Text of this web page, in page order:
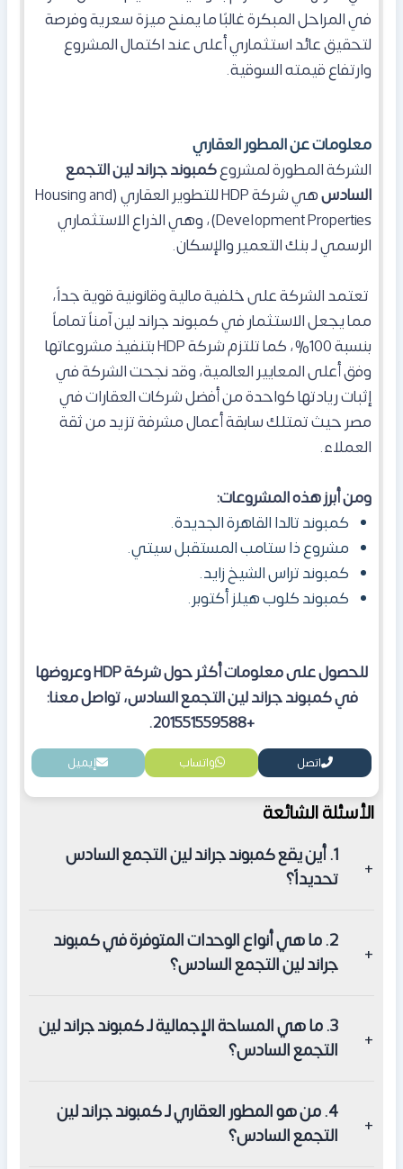
في المراحل المبكرة غالبًا ما يمنح ميزة سعرية وفرصة
لتحقيق عائد استثماري أعلى عند اكتمال المشروع
وارتفاع قيمته السوقية.
معلومات عن المطور العقاري
الشركة المطورة لمشروعكمبوند جراند لين التجمع
السادس
هي شركة HDP للتطوير العقاري (Housing and
Development Properties)، وهي الذراع الاستثماري
الرسمي لـ بنك التعمير والإسكان.
تعتمد الشركة على خلفية مالية وقانونية قوية جداً،
مما يجعل الاستثمار في كمبوند جراند لين آمناً تماماً
بنسبة 100%، كما
تلتزم شركة HDP بتنفيذ مشروعاتها
وفق أعلى المعايير العالمية، وقد نجحت الشركة في
إثبات ريادتها كواحدة من أفضل شركات العقارات في
مصر حيث تمتلك سابقة أعمال مشرفة تزيد من ثقة
العملاء.
ومن أبرز هذه المشروعات:
كمبوند تالدا القاهرة الجديدة.
مشروع ذا ستامب المستقبل سيتي.
كمبوند تراس الشيخ زايد.
كمبوند كلوب هيلز أكتوبر.
للحصول على معلومات أكثر حول شركة HDP وعروضها
في كمبوند جراند لين التجمع السادس، تواصل معنا:
+201551559588.
اتصل واتساب إيميل
الأسئلة الشائعة
1. أين يقع كمبوند جراند لين التجمع السادس
تحديداً؟
يقع في قلب منطقة التجمع السادس بالقاهرة الجديدة، بالقرب
من الطريق الدائري الأوسطي ومحور محمد نجيب والعاصمة
الإدارية الجديدة.
2. ما هي أنواع الوحدات المتوفرة في كمبوند
جراند لين التجمع السادس؟
فاخرة.
3. ما هي المساحة الإجمالية لـ كمبوند جراند لين
التجمع السادس؟
منها فقط للمباني.
4. من هو المطور العقاري لـ كمبوند جراند لين
التجمع السادس؟